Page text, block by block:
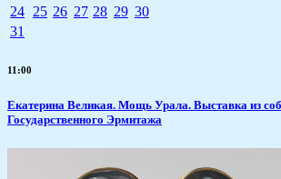
24 25 26 27 28 29 30
31
11:00
​Екатерина Великая. Мощь Урала. Выставка из
Государственного Эрмитажа